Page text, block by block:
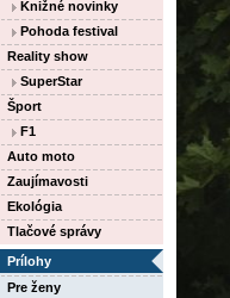
Knižné novinky
Pohoda festival
Reality show
SuperStar
Šport
F1
Auto moto
Zaujímavosti
Ekológia
Tlačové správy
Prílohy
Pre ženy